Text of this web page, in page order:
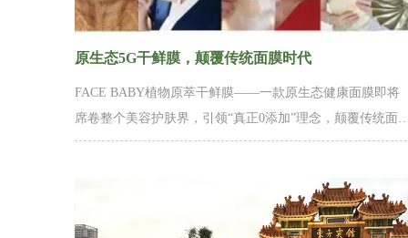
原生态5G干鲜膜，颠覆传统面膜时代
FACE BABY植物原萃干鲜膜——一款原生态健康面膜即将
席卷整个美容护肤界，引领“真正0添加”理念，颠覆传统面
膜，开创面膜5G时代。